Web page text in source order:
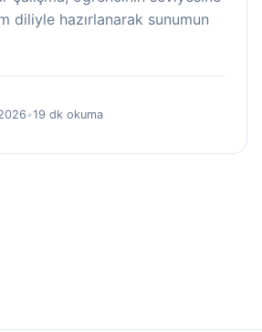
diliyle hazırlanarak sunumun
•19 dk okuma